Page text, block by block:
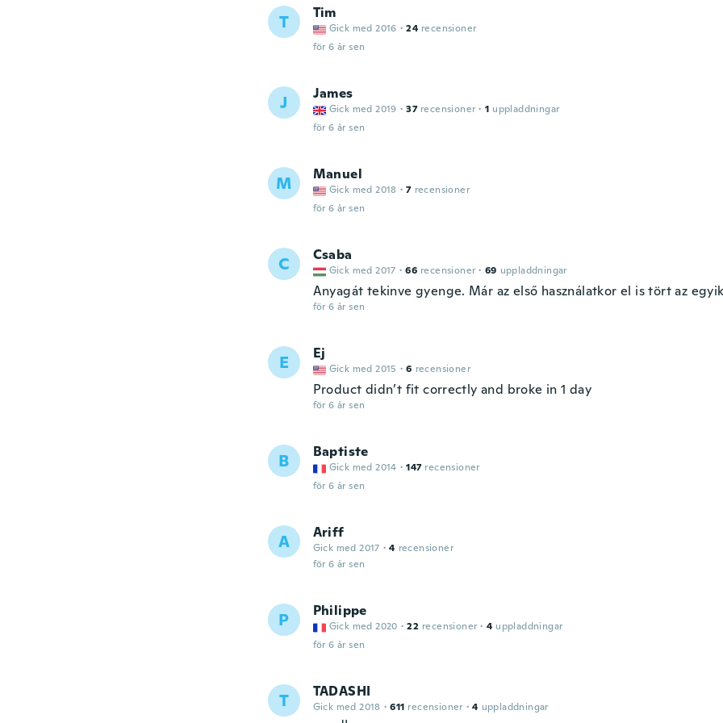
T Tim
Gick med 2016 · 24 recensioner
för 6 år sen
J James
Gick med 2019 · 37 recensioner · 1 uppladdningar
för 6 år sen
M Manuel
Gick med 2018 · 7 recensioner
för 6 år sen
C Csaba
Gick med 2017 · 66 recensioner · 69 uppladdningar
Anyagát tekinve gyenge. Már az első használatkor el is tört az
för 6 år sen
E Ej
Gick med 2015 · 6 recensioner
Product didn’t fit correctly and broke in 1 day
för 6 år sen
B Baptiste
Gick med 2014 · 147 recensioner
för 6 år sen
A Ariff
Gick med 2017 · 4 recensioner
för 6 år sen
P Philippe
Gick med 2020 · 22 recensioner · 4 uppladdningar
för 6 år sen
T TADASHI
Gick med 2018 · 611 recensioner · 4 uppladdningar